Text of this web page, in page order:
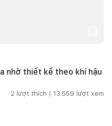
nhờ thiết kế theo khí hậu
2 lượt thích | 13.559 lượt xem